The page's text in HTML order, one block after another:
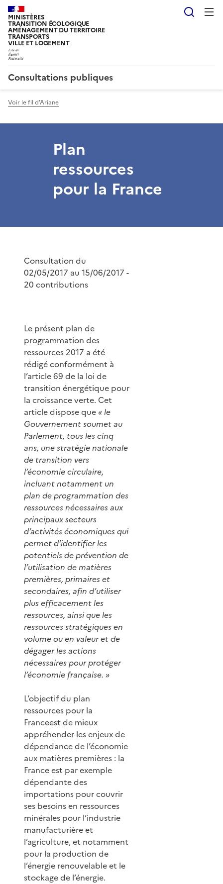
MINISTÈRES
TRANSITION ÉCOLOGIQUE
AMÉNAGEMENT DU TERRITOIRE
TRANSPORTS
VILLE ET LOGEMENT
Consultations publiques
Voir le fil d'Ariane
Plan
ressources
pour la France
Consultation du
02/05/2017 au 15/06/2017 -
20 contributions
Le présent plan de
programmation des
ressources 2017 a été
rédigé conformément à
l’article 69 de la loi de
transition énergétique pour
la croissance verte. Cet
article dispose que « le
Gouvernement soumet au
Parlement, tous les cinq
ans, une stratégie nationale
de transition vers
l’économie circulaire,
incluant notamment un
plan de programmation des
ressources nécessaires aux
principaux secteurs
d’activités économiques qui
permet d’identifier les
potentiels de prévention de
l’utilisation de matières
premières, primaires et
secondaires, afin d’utiliser
plus efficacement les
ressources, ainsi que les
ressources stratégiques en
volume ou en valeur et de
dégager les actions
nécessaires pour protéger
l’économie française. »
L’objectif du plan
ressources pour la
Franceest de mieux
appréhender les enjeux de
dépendance de l’économie
aux matières premières : la
France est par exemple
dépendante des
importations pour couvrir
ses besoins en ressources
minérales pour l’industrie
manufacturière et
l’agriculture, et notamment
pour la production de
l’énergie renouvelable et le
stockage de l’énergie.